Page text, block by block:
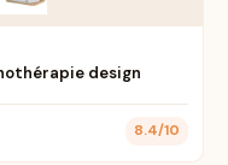
design
8.4/10